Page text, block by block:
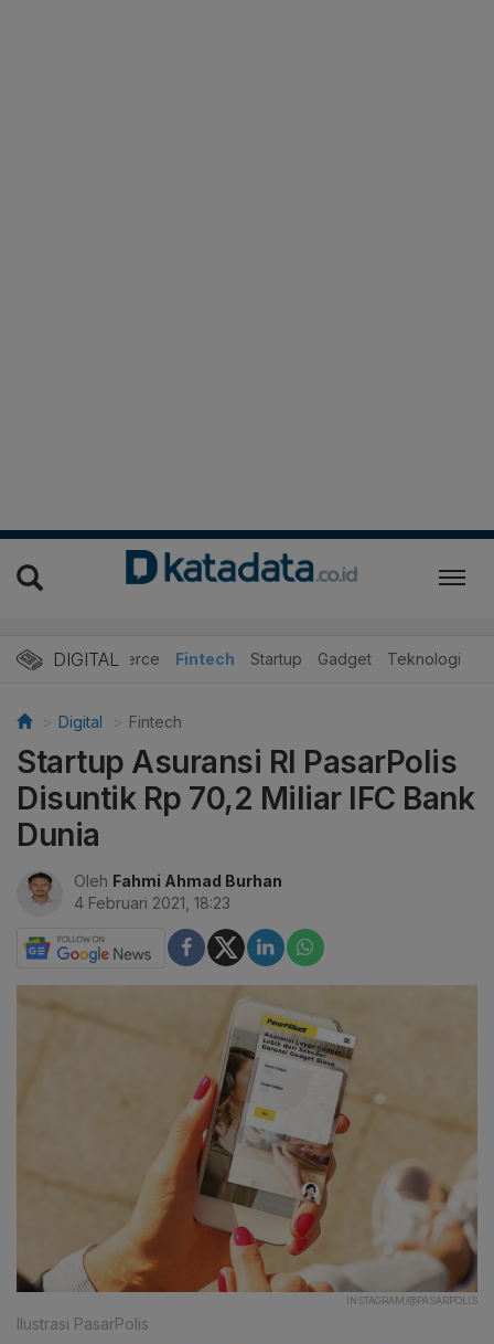
DIGITAL
E-Commerce Fintech Startup Gadget Teknologi
Digital Fintech
Startup Asuransi RI PasarPolis
Disuntik Rp 70,2 Miliar IFC Bank
Dunia
Oleh Fahmi Ahmad Burhan
4 Februari 2021, 18:23
INSTAGRAM/@PASARPOLIS
Ilustrasi PasarPolis